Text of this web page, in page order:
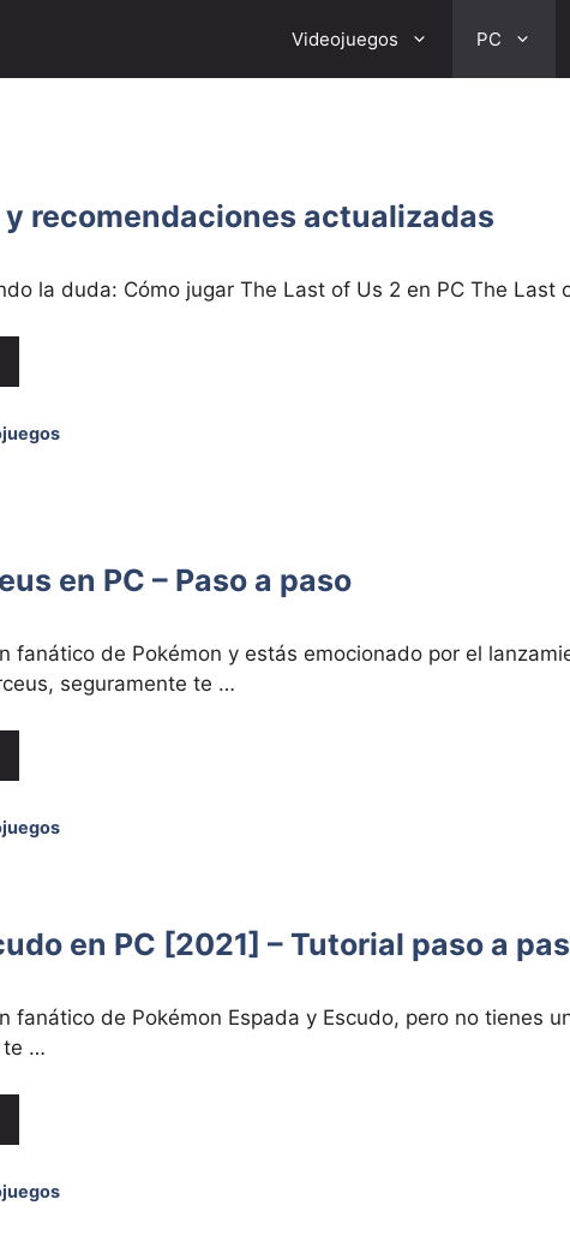
Videojuegos PC
y recomendaciones actualizadas
la duda: Cómo jugar The Last of Us 2 en PC The Last
en PC – Paso a paso
fanático de Pokémon y estás emocionado por el
seguramente te …
en PC [2021] – Tutorial paso a
fanático de Pokémon Espada y Escudo, pero no tienes
te …